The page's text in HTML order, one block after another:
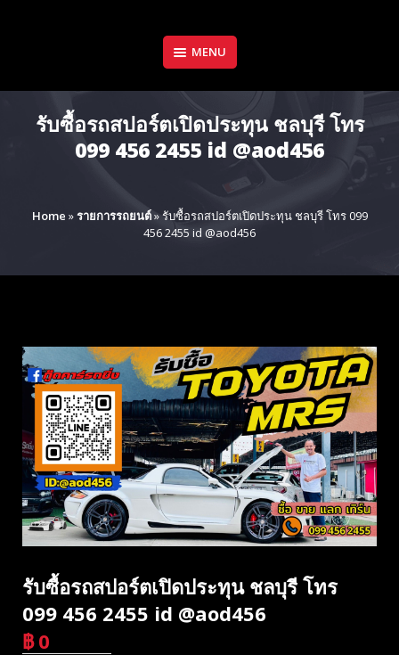
MENU
รับซื้อรถสปอร์ตเปิดประทุน ชลบุรี โทร
099 456 2455 id @aod456
Home »รายการรถยนต์»รับซื้อรถสปอร์ตเปิดประทุน ชลบุรี โทร 099
456 2455 id @aod456
รับซื้อรถสปอร์ตเปิดประทุน ชลบุรี โทร
099 456 2455 id @aod456
฿ 0